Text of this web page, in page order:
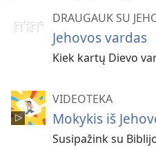
DRAUGAUK SU
Jehovos vardas
Kiek kartų Dievo
VIDEOTEKA
Mokykis iš
Susipažink su